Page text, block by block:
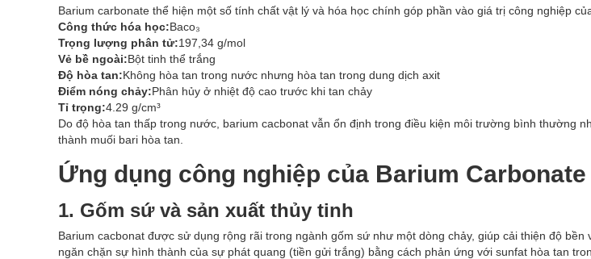
Barium carbonate thể hiện một số tính chất vật lý và hóa học chính góp phần vào giá trị công nghiệp
Công thức hóa học:Baco₃
Trọng lượng phân tử:197,34 g/mol
Vẻ bề ngoài:Bột tinh thể trắng
Độ hòa tan:Không hòa tan trong nước nhưng hòa tan trong dung dịch axit
Điểm nóng chảy:Phân hủy ở nhiệt độ cao trước khi tan chảy
Tỉ trọng:4.29 g/cm³
Do độ hòa tan thấp trong nước, barium cacbonat vẫn ổn định trong điều kiện môi trường bình thường
thành muối bari hòa tan.
Ứng dụng công nghiệp của Barium Carbonate
1. Gốm sứ và sản xuất thủy tinh
Barium cacbonat được sử dụng rộng rãi trong ngành gốm sứ như một dòng chảy, giúp cải thiện độ bền
ngăn chặn sự hình thành của sự phát quang (tiền gửi trắng) bằng cách phản ứng với sunfat hòa tan